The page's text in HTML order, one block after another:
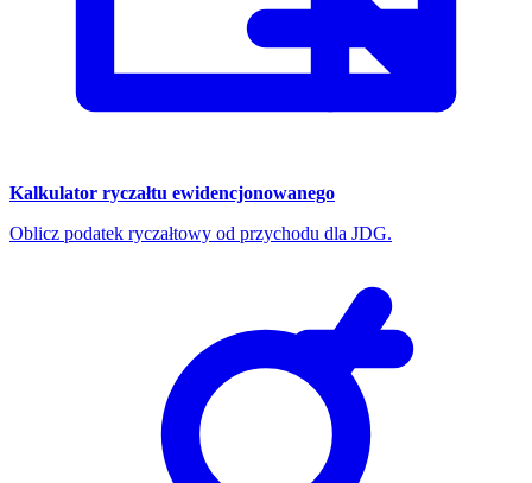
Kalkulator ryczałtu ewidencjonowanego
Oblicz podatek ryczałtowy od przychodu dla JDG.